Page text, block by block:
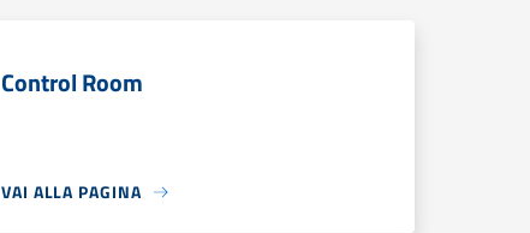
Control Room
VAI ALLA PAGINA